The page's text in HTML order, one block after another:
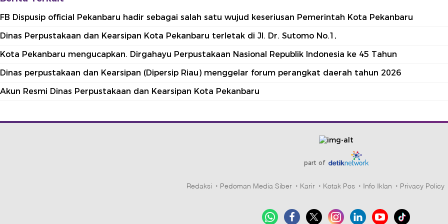
FB Dispusip official Pekanbaru hadir sebagai salah satu wujud keseriusan Pemerintah Kota Pekanbaru
Dinas Perpustakaan dan Kearsipan Kota Pekanbaru terletak di Jl. Dr. Sutomo No.1,
Kota Pekanbaru mengucapkan. Dirgahayu Perpustakaan Nasional Republik Indonesia ke 45 Tahun
Dinas perpustakaan dan Kearsipan (Dipersip Riau) menggelar forum perangkat daerah tahun 2026
Akun Resmi Dinas Perpustakaan dan Kearsipan Kota Pekanbaru
part of
Redaksi Pedoman Media Siber Karir Kotak Pos Info Iklan Privacy Policy